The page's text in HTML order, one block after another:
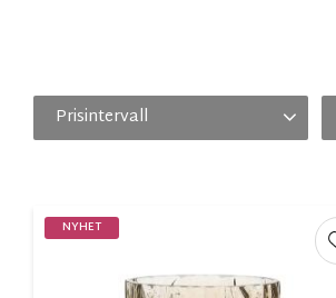
Prisintervall
NYHET